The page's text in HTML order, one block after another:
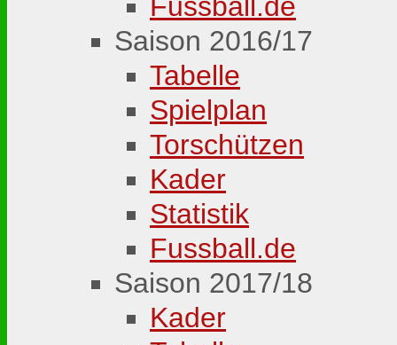
Saison 2016/17
Tabelle
Spielplan
Torschützen
Kader
Statistik
Fussball.de
Saison 2017/18
Kader